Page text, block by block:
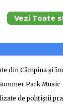
Vezi Toate
din Câmpina și
Park Music
de polițiștii